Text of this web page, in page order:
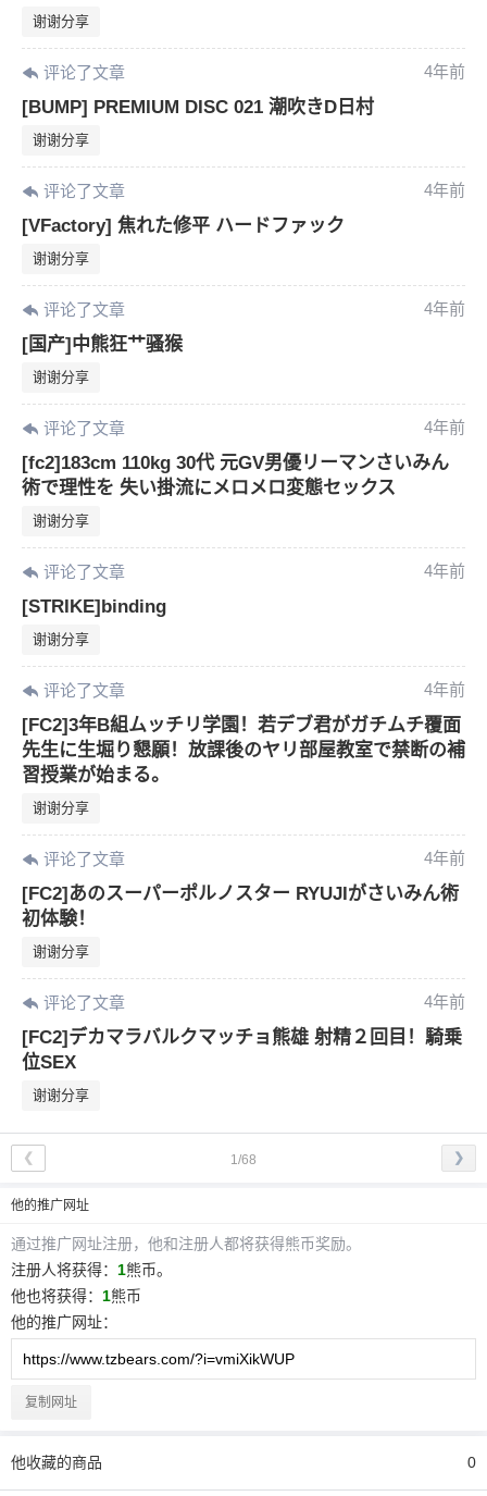
谢谢分享
评论了文章 4年前
[BUMP] PREMIUM DISC 021 潮吹きD日村
谢谢分享
评论了文章 4年前
[VFactory] 焦れた修平 ハードファック
谢谢分享
评论了文章 4年前
[国产]中熊狂艹骚猴
谢谢分享
评论了文章 4年前
[fc2]183cm 110kg 30代 元GV男優リーマンさいみん
術で理性を 失い掛流にメロメロ変態セックス
谢谢分享
评论了文章 4年前
[STRIKE]binding
谢谢分享
评论了文章 4年前
[FC2]3年B組ムッチリ学園！若デブ君がガチムチ覆面
先生に生堀り懇願！放課後のヤリ部屋教室で禁断の補
習授業が始まる。
谢谢分享
评论了文章 4年前
[FC2]あのスーパーポルノスター RYUJIがさいみん術
初体験！
谢谢分享
评论了文章 4年前
[FC2]デカマラバルクマッチョ熊雄 射精２回目！騎乗
位SEX
谢谢分享
1/68
❮ ❯
他的推广网址
通过推广网址注册， 他和注册人都将获得熊币奖励。
注册人将获得： 1熊币。
他也将获得： 1熊币
他的推广网址：
复制网址
他收藏的商品 0